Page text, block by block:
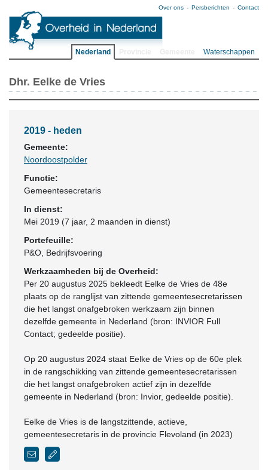
Over ons Persberichten Contact
Nederland Waterschappen
Dhr. Eelke de Vries
2019 - heden
Gemeente:
Noordoostpolder
Functie:
Gemeentesecretaris
In dienst:
Mei 2019 (7 jaar, 2 maanden in dienst)
Portefeuille:
P&O, Bedrijfsvoering
Werkzaamheden bij de Overheid:
Per 20 augustus 2025 bekleedt Eelke de Vries de 48e
plaats op de ranglijst van zittende gemeentesecretarissen
die het langst onafgebroken werkzaam zijn binnen
dezelfde gemeente in Nederland (bron: INVIOR Full
Contact; gedeelde positie).
Op 20 augustus 2024 staat Eelke de Vries op de 60e plek
in de rangschikking van zittende gemeentesecretarissen
die het langst onafgebroken actief zijn in dezelfde
gemeente in Nederland (bron: Invior, gedeelde positie).
Eelke de Vries is de langstzittende, actieve,
gemeentesecretaris in de provincie Flevoland (in 2023)